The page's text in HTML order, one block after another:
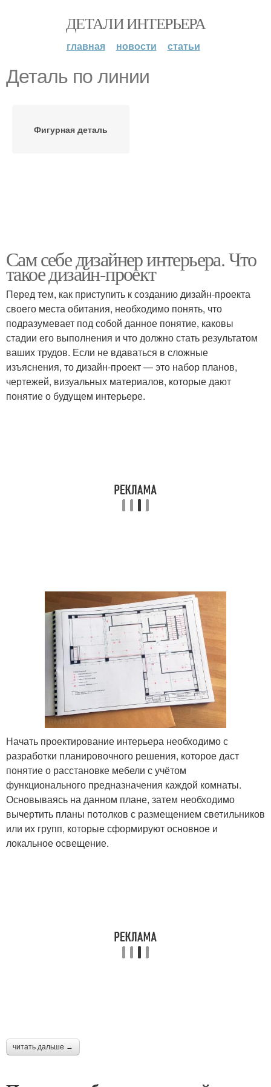
ДЕТАЛИ ИНТЕРЬЕРА
главная новости статьи
Деталь по линии
Фигурная деталь
Сам себе дизайнер интерьера. Что
такое дизайн-проект
Перед тем, как приступить к созданию дизайн-проекта
своего места обитания, необходимо понять, что
подразумевает под собой данное понятие, каковы
стадии его выполнения и что должно стать результатом
ваших трудов. Если не вдаваться в сложные
изъяснения, то дизайн-проект — это набор планов,
чертежей, визуальных материалов, которые дают
понятие о будущем интерьере.
Начать проектирование интерьера необходимо с
разработки планировочного решения, которое даст
понятие о расстановке мебели с учётом
функционального предназначения каждой комнаты.
Основываясь на данном плане, затем необходимо
вычертить планы потолков с размещением светильников
или их групп, которые сформируют основное и
локальное освещение.
читать дальше →